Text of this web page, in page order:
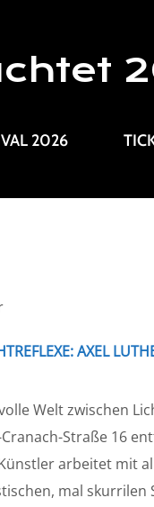
2026
AXEL
Welt zwischen
Straße 16
arbeitet mit
mal